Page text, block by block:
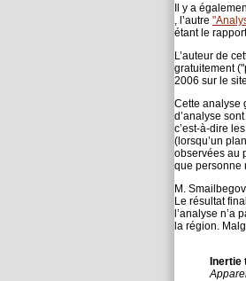
Il y a
, l’autre
étant le
L’auteur de
gratuitement
2006 sur le
Cette analyse
d’analyse
c’est-à-dire
(lorsqu’un
observées au
que personne
M.
Le résultat
l’analyse n’a
la région.
Inertie